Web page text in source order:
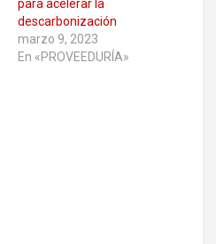
para acelerar la
descarbonización
marzo 9, 2023
En «PROVEEDURÍA»